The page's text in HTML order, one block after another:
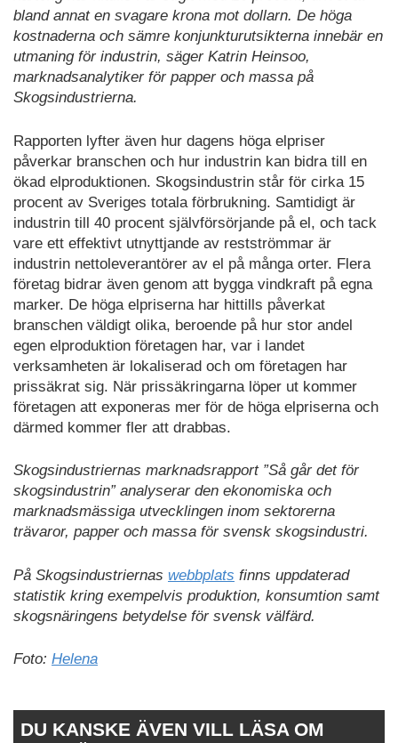
bland annat en svagare krona mot dollarn. De höga
kostnaderna och sämre konjunkturutsikterna innebär en
utmaning för industrin, säger Katrin Heinsoo,
marknadsanalytiker för papper och massa på
Skogsindustrierna.
Rapporten lyfter även hur dagens höga elpriser
påverkar branschen och hur industrin kan bidra till en
ökad elproduktionen. Skogsindustrin står för cirka 15
procent av Sveriges totala förbrukning. Samtidigt är
industrin till 40 procent självförsörjande på el, och tack
vare ett effektivt utnyttjande av restströmmar är
industrin nettoleverantörer av el på många orter. Flera
företag bidrar även genom att bygga vindkraft på egna
marker. De höga elpriserna har hittills påverkat
branschen väldigt olika, beroende på hur stor andel
egen elproduktion företagen har, var i landet
verksamheten är lokaliserad och om företagen har
prissäkrat sig. När prissäkringarna löper ut kommer
företagen att exponeras mer för de höga elpriserna och
därmed kommer fler att drabbas.
Skogsindustriernas marknadsrapport ”Så går det för
skogsindustrin” analyserar den ekonomiska och
marknadsmässiga utvecklingen inom sektorerna
trävaror, papper och massa för svensk skogsindustri.
På Skogsindustriernas webbplats finns uppdaterad
statistik kring exempelvis produktion, konsumtion samt
skogsnäringens betydelse för svensk välfärd.
Foto: Helena
DU KANSKE ÄVEN VILL LÄSA OM